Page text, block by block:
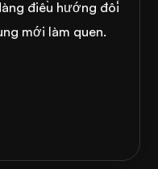
điều hướng đối
mới làm quen.